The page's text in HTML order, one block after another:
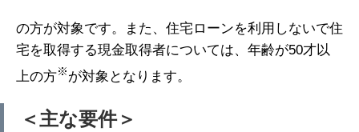
の方が対象です。また、住宅ローンを利用しないで住
宅を取得する現金取得者については、年齢が50才以
上の方※が対象となります。
＜主な要件＞